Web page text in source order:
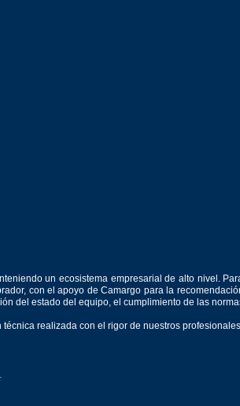
un ecosistema empresarial de alto nivel.
con el apoyo de Camargo para la
del estado del equipo, el cumplimiento de las
realizada con el rigor de nuestros